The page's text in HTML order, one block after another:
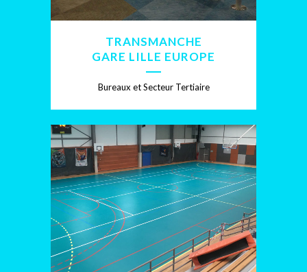
TRANSMANCHE
GARE LILLE EUROPE
Bureaux et Secteur Tertiaire